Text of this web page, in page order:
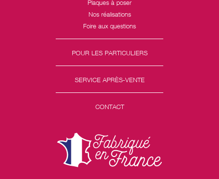
Plaques à poser
Nos réalisations
Foire aux questions
POUR LES PARTICULIERS
SERVICE APRÈS-VENTE
CONTACT